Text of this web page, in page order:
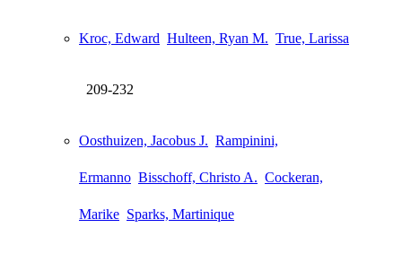
Kroc, Edward Hulteen, Ryan M. True, Larissa
209-232
Oosthuizen, Jacobus J. Rampinini,
Ermanno Bisschoff, Christo A. Cockeran,
Marike Sparks, Martinique